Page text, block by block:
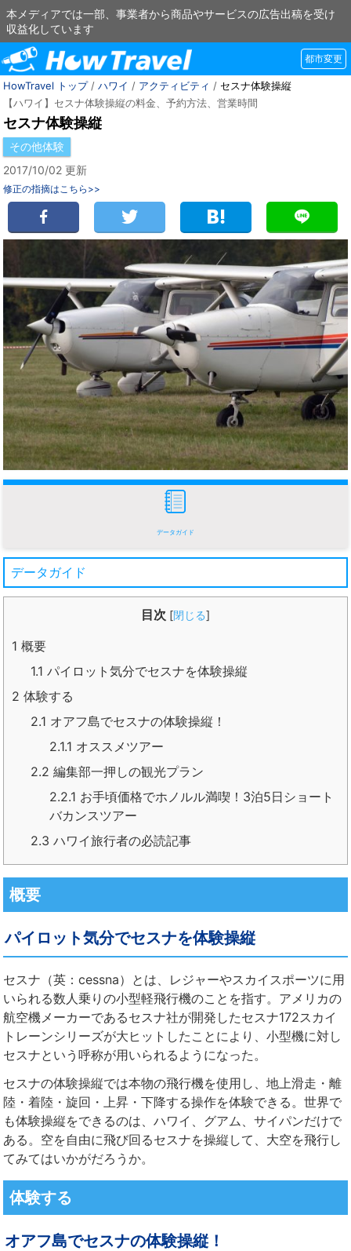
本メディアでは一部、事業者から商品やサービスの広告出稿を受け
収益化しています
都市変更
HowTravel トップ/ ハワイ / アクティビティ / セスナ体験操縦
【ハワイ】セスナ体験操縦の料金、予約方法、営業時間
セスナ体験操縦
その他体験
2017/10/02 更新
修正の指摘はこちら>>
データガイド
データガイド
目次 [閉じる]
1 概要
1.1 パイロット気分でセスナを体験操縦
2 体験する
2.1 オアフ島でセスナの体験操縦！
2.1.1 オススメツアー
2.2 編集部一押しの観光プラン
2.2.1 お手頃価格でホノルル満喫！3泊5日ショート
バカンスツアー
2.3 ハワイ旅行者の必読記事
概要
パイロット気分でセスナを体験操縦
セスナ（英：cessna）とは、レジャーやスカイスポーツに用
いられる数人乗りの小型軽飛行機のことを指す。アメリカの
航空機メーカーであるセスナ社が開発したセスナ172スカイ
トレーンシリーズが大ヒットしたことにより、小型機に対し
セスナという呼称が用いられるようになった。
セスナの体験操縦では本物の飛行機を使用し、地上滑走・離
陸・着陸・旋回・上昇・下降する操作を体験できる。世界で
も体験操縦をできるのは、ハワイ、グアム、サイパンだけで
ある。空を自由に飛び回るセスナを操縦して、大空を飛行し
てみてはいかがだろうか。
体験する
オアフ島でセスナの体験操縦！